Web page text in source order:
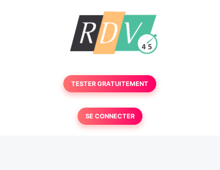
TESTER GRATUITEMENT
SE CONNECTER